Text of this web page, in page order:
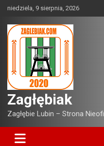
Skip
content
niedziela, 9 sierpnia, 2026
Zagłębiak
Zagłębie Lubin – Strona